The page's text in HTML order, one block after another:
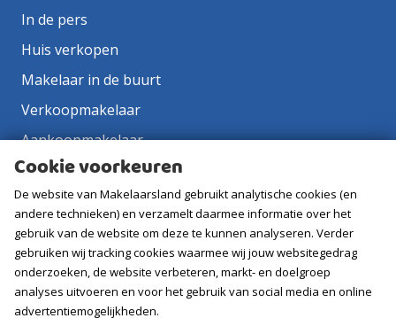
In de pers
Huis verkopen
Makelaar in de buurt
Verkoopmakelaar
Aankoopmakelaar
Contact
Vacatures
Volg ons
Cookie voorkeuren
De website van Makelaarsland gebruikt analytische cookies (en
andere technieken) en verzamelt daarmee informatie over het
gebruik van de website om deze te kunnen analyseren. Verder
gebruiken wij tracking cookies waarmee wij jouw websitegedrag
onderzoeken, de website verbeteren, markt- en doelgroep
analyses uitvoeren en voor het gebruik van social media en online
advertentiemogelijkheden.